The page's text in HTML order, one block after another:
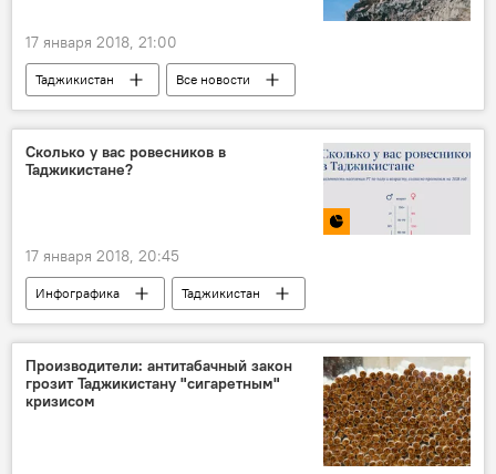
17 января 2018, 21:00
Таджикистан
Все новости
уголовное дело
МВД Таджикистана
Сколько у вас ровесников в
Таджикистане?
17 января 2018, 20:45
Инфографика Таджикистан
Производители: антитабачный закон
грозит Таджикистану "сигаретным"
кризисом